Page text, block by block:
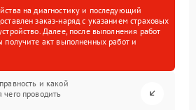
на диагностику и последующий
заказ-наряд с указанием страховых
Далее, после выполнения работ
получите акт выполненных работ и
и какой
проводить